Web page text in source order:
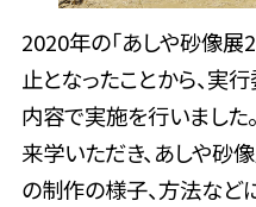
2020年の「あしや砂像
止となったことから、実
内容で実施を行いまし
来学いただき、あしや砂
の制作の様子、方法など